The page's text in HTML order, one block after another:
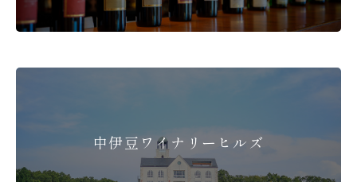
中伊豆ワイナリーヒルズ